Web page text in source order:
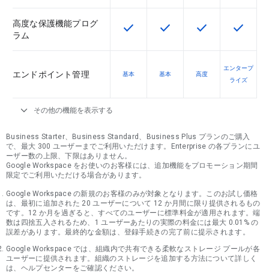
高度な保護機能プログ
ラム
この機能は該当の SKU で利用で
check この機能は該当の SKU
check この機能は該当
check この機
check
エンドポイント管理 基本 基本 高度
エンタープ
ライズ
expand_more その他の機能を表示する
Business Starter、Business Standard、Business Plus プランのご購入
で、最大 300 ユーザーまでご利用いただけます。Enterprise の各プランにユ
ーザー数の上限、下限はありません。
Google Workspace をお使いのお客様には、追加機能をプロモーション期間
限定でご利用いただける場合があります。
Google Workspace の新規のお客様のみが対象となります。このお試し価格
は、最初に追加された 20 ユーザーについて 12 か月間に限り提供されるもの
です。12 か月を過ぎると、すべてのユーザーに標準料金が適用されます。端
数は四捨五入されるため、1 ユーザーあたりの実際の料金には最大 0.01% の
誤差があります。最終的な金額は、登録手続きの完了前に提示されます。
Google Workspace では、組織内で共有できる柔軟なストレージ プールが各
ユーザーに提供されます。組織のストレージを追加する方法について詳しく
は、ヘルプセンターをご確認ください。